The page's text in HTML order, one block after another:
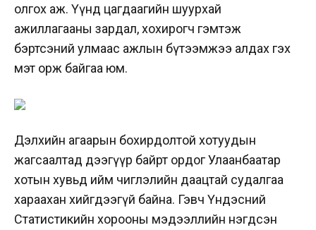
олгох аж. Үүнд цагдаагийн шуурхай
ажиллагааны зардал, хохирогч гэмтэж
бэртсэний улмаас ажлын бүтээмжээ алдах гэх
мэт орж байгаа юм.
Дэлхийн агаарын бохирдолтой хотуудын
жагсаалтад дээгүүр байрт ордог Улаанбаатар
хотын хувьд ийм чиглэлийн даацтай судалгаа
хараахан хийгдээгүй байна. Гэвч Үндэсний
Статистикийн хорооны мэдээллийн нэгдсэн